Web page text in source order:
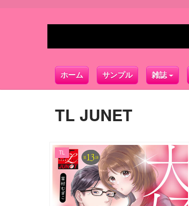
ホーム サンプル 雑誌
TL JUNET
TL